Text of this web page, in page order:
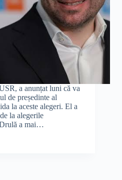
a anunțat luni că va
de președinte al
la aceste alegeri. El a
la alegerile
Drulă a mai…